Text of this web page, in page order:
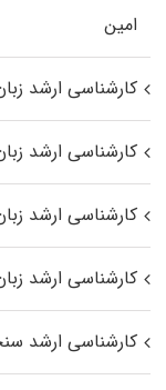
اﻣﻴﻦ
کارشناسی ارشد
کارشناسی ارشد
کارشناسی ارشد
کارشناسی ارشد
کارشناسی ارشد